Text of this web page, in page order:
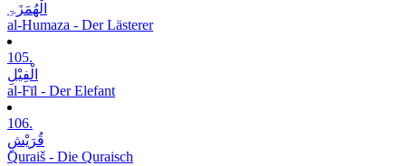
الْھُمَزَۃِ
al-Humaza - Der Lästerer
105.
الْفِیْلِ
al-Fīl - Der Elefant
106.
قُرَیْشٍ
Quraiš - Die Quraisch